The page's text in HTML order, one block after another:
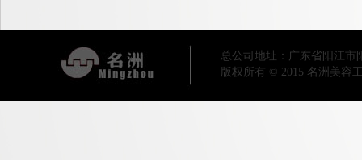
总公司地址：广东省阳江市
版权所有 © 2015 名洲美容